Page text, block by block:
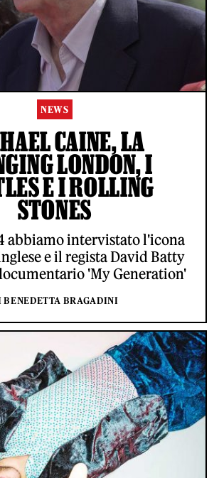
NEWS
CAINE, LA
LONDON, I
E I ROLLING
STONES
abbiamo intervistato l'icona
e il regista David Batty
'My Generation'
BENEDETTA BRAGADINI